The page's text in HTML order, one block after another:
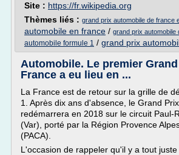
Site : https://fr.wikipedia.org
Thèmes liés : grand prix automobile de france
automobile en france / grand prix automobile
automobile formule 1 / grand prix
Automobile. Le premier
France a eu lieu en ...
La France est de retour sur la grille de
1. Après dix ans d'absence, le Grand
redémarrera en 2018 sur le circuit Paul-
(Var), porté par la Région Provence
(PACA).
L'occasion de rappeler qu'il y a tout